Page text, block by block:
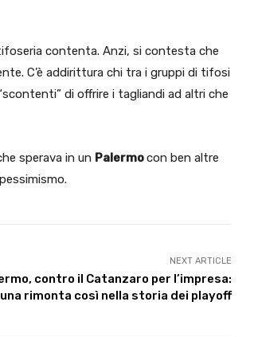
contenta. Anzi, si contesta che
C’è addirittura chi tra i gruppi di tifosi
di offrire i tagliandi ad altri che
sperava in un Palermocon ben altre
NEXT ARTICLE
contro il Catanzaro per l’impresa:
rimonta così nella storia dei playoff